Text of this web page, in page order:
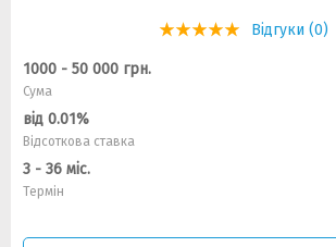
Відгуки (0)
1000 - 50 000 грн.
Сума
від 0.01%
Відсоткова ставка
3 - 36 міс.
Термін